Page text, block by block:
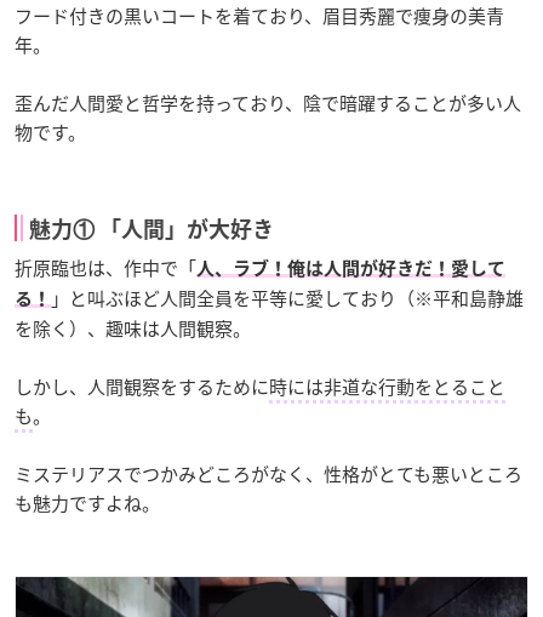
フード付きの黒いコートを着ており、眉目秀麗で痩身の美青
年。
歪んだ人間愛と哲学を持っており、陰で暗躍することが多い人
物です。
魅力① 「人間」が大好き
折原臨也は、作中で「 人、ラブ！俺は人間が好きだ！愛して
る！
」と叫ぶほど人間全員を平等に愛しており（※平和島静雄
を除く）、趣味は人間観察。
しかし、人間観察をするために時には非道な行動をとること
も。
ミステリアスでつかみどころがなく、性格がとても悪いところ
も魅力ですよね。